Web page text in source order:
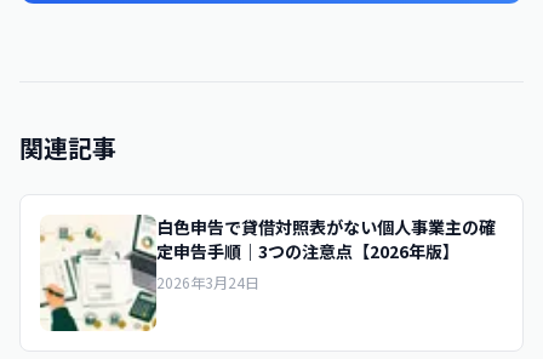
関連記事
白色申告で貸借対照表がない個人事業主の確
定申告手順｜3つの注意点【2026年版】
2026年3月24日